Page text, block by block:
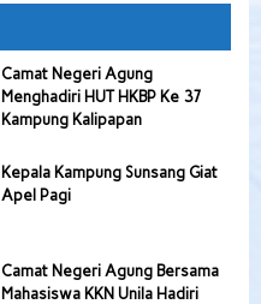
Camat Negeri Agung
Menghadiri HUT HKBP Ke 37
Kampung Kalipapan
Kepala Kampung Sunsang Giat
Apel Pagi
Camat Negeri Agung Bersama
Mahasiswa KKN Unila Hadiri